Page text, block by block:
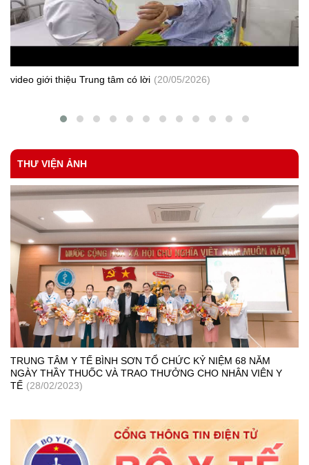
CV 76-KSBT
Tham mưu ban hành quyết định số lượng, thành phần và mức chi
cho cán bộ làm công tác phòng, chống HIV/ AIDS tại xã, phường,
video giới thiệu Trung tâm có lời (20/05/2026)
THƯ VIỆN ẢNH
TRUNG TÂM Y TẾ BÌNH SƠN TỔ CHỨC KỶ NIỆM 68 NĂM
NGÀY THẦY THUỐC VÀ TRAO THƯỞNG CHO NHÂN VIÊN Y
TẾ (28/02/2023)